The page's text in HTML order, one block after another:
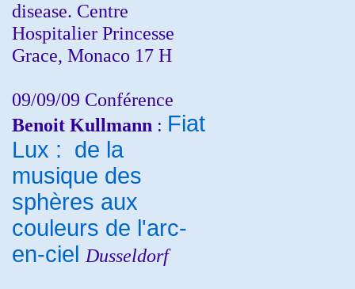
disease. Centre
Hospitalier Princesse
Grace, Monaco 17 H
09/09/09 Conférence
Benoit Kullmann : Fiat
Lux : de la
musique des
sphères aux
couleurs de l'arc-
en-ciel Dusseldorf